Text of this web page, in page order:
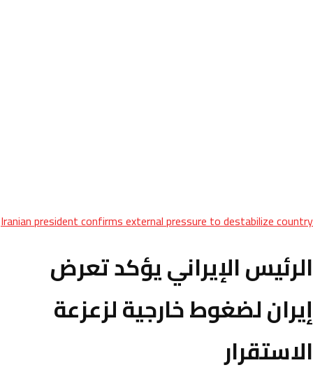
Iranian president confirms external pressure to destabilize country
الرئيس الإيراني يؤكد تعرض
إيران لضغوط خارجية لزعزعة
الاستقرار